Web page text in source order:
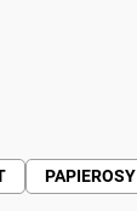
PAPIEROSY